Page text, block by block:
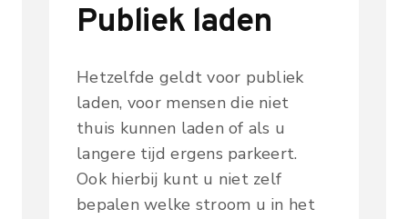
Publiek laden
Hetzelfde geldt voor publiek
laden, voor mensen die niet
thuis kunnen laden of als u
langere tijd ergens parkeert.
Ook hierbij kunt u niet zelf
bepalen welke stroom u in het